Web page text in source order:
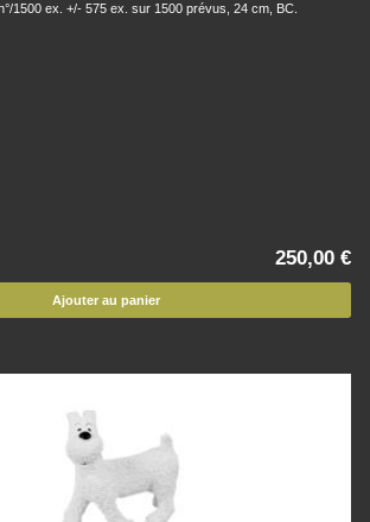
1500 ex. +/- 575 ex. sur 1500 prévus, 24 cm, BC.
250,00 €
Ajouter au panier